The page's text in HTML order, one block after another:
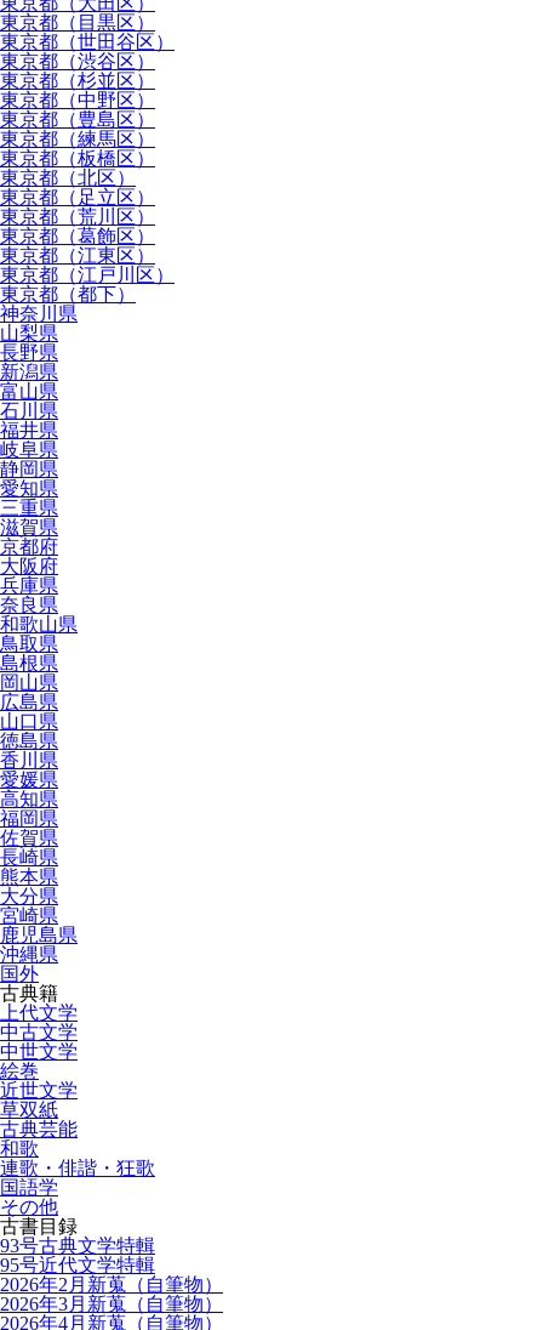
東京都（目黒区）
東京都（世田谷区）
東京都（渋谷区）
東京都（杉並区）
東京都（中野区）
東京都（豊島区）
東京都（練馬区）
東京都（板橋区）
東京都（北区）
東京都（足立区）
東京都（荒川区）
東京都（葛飾区）
東京都（江東区）
東京都（江戸川区）
東京都（都下）
神奈川県
山梨県
長野県
新潟県
富山県
石川県
福井県
岐阜県
静岡県
愛知県
三重県
滋賀県
京都府
大阪府
兵庫県
奈良県
和歌山県
鳥取県
島根県
岡山県
広島県
山口県
徳島県
香川県
愛媛県
高知県
福岡県
佐賀県
長崎県
熊本県
大分県
宮崎県
鹿児島県
沖縄県
国外
古典籍
上代文学
中古文学
中世文学
絵巻
近世文学
草双紙
古典芸能
和歌
連歌・俳諧・狂歌
国語学
その他
古書目録
93号古典文学特輯
95号近代文学特輯
2026年2月新蒐（自筆物）
2026年3月新蒐（自筆物）
2026年4月新蒐（自筆物）